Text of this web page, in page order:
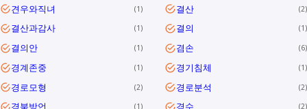
견우와직녀 1 결산 2
결산과감사 1 결의 1
결의안 1 겸손 6
경계존중 1 경기침체 1
경로모형 2 경로분석 2
1 2